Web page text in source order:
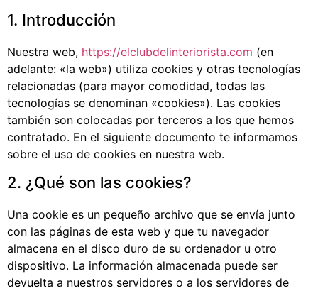
1. Introducción
Nuestra web, https://elclubdelinteriorista.com (en
adelante: «la web») utiliza cookies y otras tecnologías
relacionadas (para mayor comodidad, todas las
tecnologías se denominan «cookies»). Las cookies
también son colocadas por terceros a los que hemos
contratado. En el siguiente documento te informamos
sobre el uso de cookies en nuestra web.
2. ¿Qué son las cookies?
Una cookie es un pequeño archivo que se envía junto
con las páginas de esta web y que tu navegador
almacena en el disco duro de su ordenador u otro
dispositivo. La información almacenada puede ser
devuelta a nuestros servidores o a los servidores de